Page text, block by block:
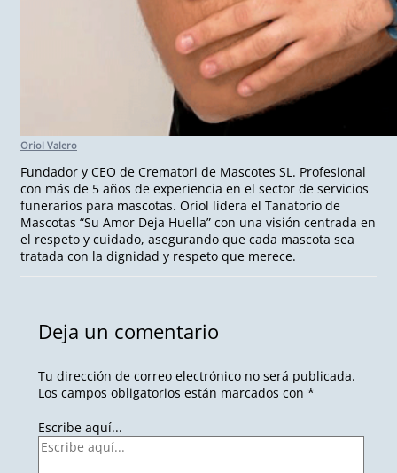
Oriol Valero
Fundador y CEO de Crematori de Mascotes SL. Profesional
con más de 5 años de experiencia en el sector de servicios
funerarios para mascotas. Oriol lidera el Tanatorio de
Mascotas “Su Amor Deja Huella” con una visión centrada en
el respeto y cuidado, asegurando que cada mascota sea
tratada con la dignidad y respeto que merece.
Deja un comentario
Tu dirección de correo electrónico no será publicada.
Los campos obligatorios están marcados con *
Escribe aquí...